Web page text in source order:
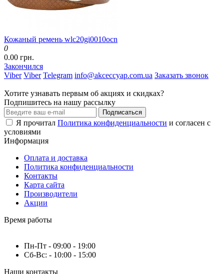
Кожаный ремень wlc20gi0010ocn
0
0.00 грн.
Закончился
Viber Viber Telegram info@akceccyap.com.ua Заказать звонок
Хотите узнавать первым об акциях и скидках?
Подпишитесь на нашу рассылку
Подписаться
Я прочитал Политика конфиденциальности и согласен с
условиями
Информация
Оплата и доставка
Политика конфиденциальности
Контакты
Карта сайта
Производители
Акции
Время работы
Пн-Пт - 09:00 - 19:00
Сб-Вс: - 10:00 - 15:00
Наши контакты